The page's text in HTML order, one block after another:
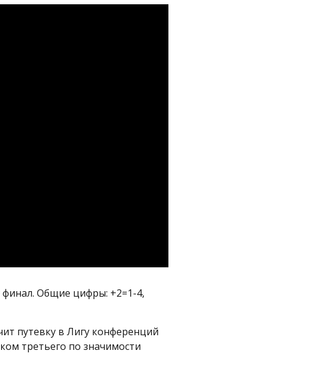
финал. Общие цифры: +2=1-4,
путевку в Лигу конференций
третьего по значимости